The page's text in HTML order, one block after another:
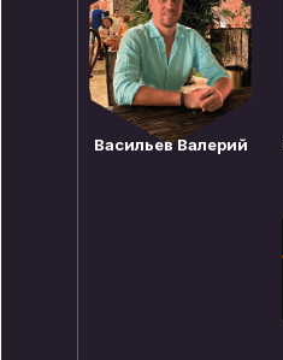
Васильев Валерий